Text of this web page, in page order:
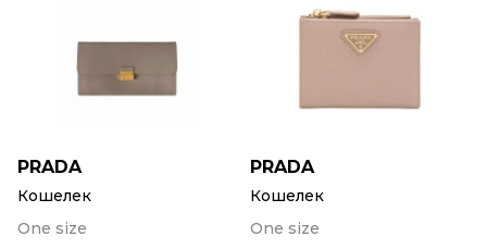
PRADA
Кошелек
One size
PRADA
Кошелек
One size